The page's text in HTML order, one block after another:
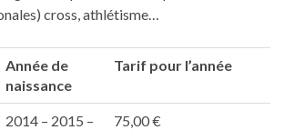
cross, athlétisme…
Année de
naissance
Tarif pour l’année
2014 – 2015 –
75,00 €